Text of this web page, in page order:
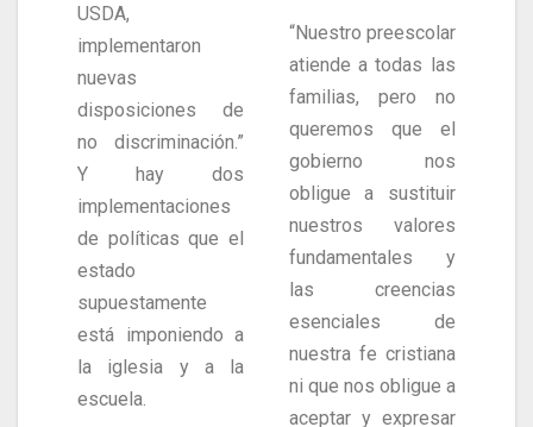
USDA,
implementaron
nuevas
disposiciones de
no discriminación.”
Y hay dos
implementaciones
de políticas que el
estado
supuestamente
está imponiendo a
la iglesia y a la
escuela.
“Nuestro preescolar
atiende a todas las
familias, pero no
queremos que el
gobierno nos
obligue a sustituir
nuestros valores
fundamentales y
las creencias
esenciales de
nuestra fe cristiana
ni que nos obligue a
aceptar y expresar